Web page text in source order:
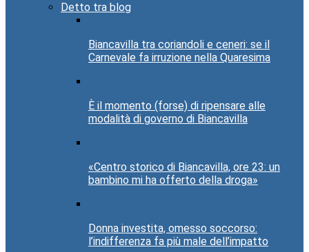
Detto tra blog
Biancavilla tra coriandoli e ceneri: se il
Carnevale fa irruzione nella Quaresima
È il momento (forse) di ripensare alle
modalità di governo di Biancavilla
«Centro storico di Biancavilla, ore 23: un
bambino mi ha offerto della droga»
Donna investita, omesso soccorso:
l’indifferenza fa più male dell’impatto